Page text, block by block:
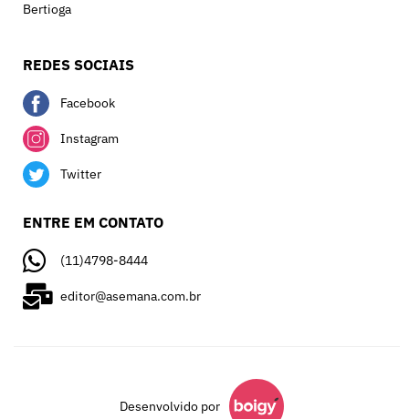
Bertioga
REDES SOCIAIS
Facebook
Instagram
Twitter
ENTRE EM CONTATO
(11)4798-8444
editor@asemana.com.br
Desenvolvido por